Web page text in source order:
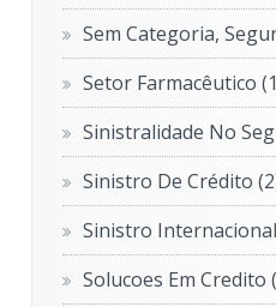
Sem Categoria,
Setor Farmacêutico
Sinistralidade No
Sinistro De Crédito
Sinistro
Solucoes Em Credito